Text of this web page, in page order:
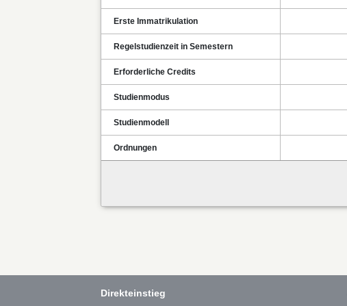
Erste Immatrikulation
Regelstudienzeit in Semestern
Erforderliche Credits
Studienmodus
Studienmodell
Ordnungen
Direkteinstieg